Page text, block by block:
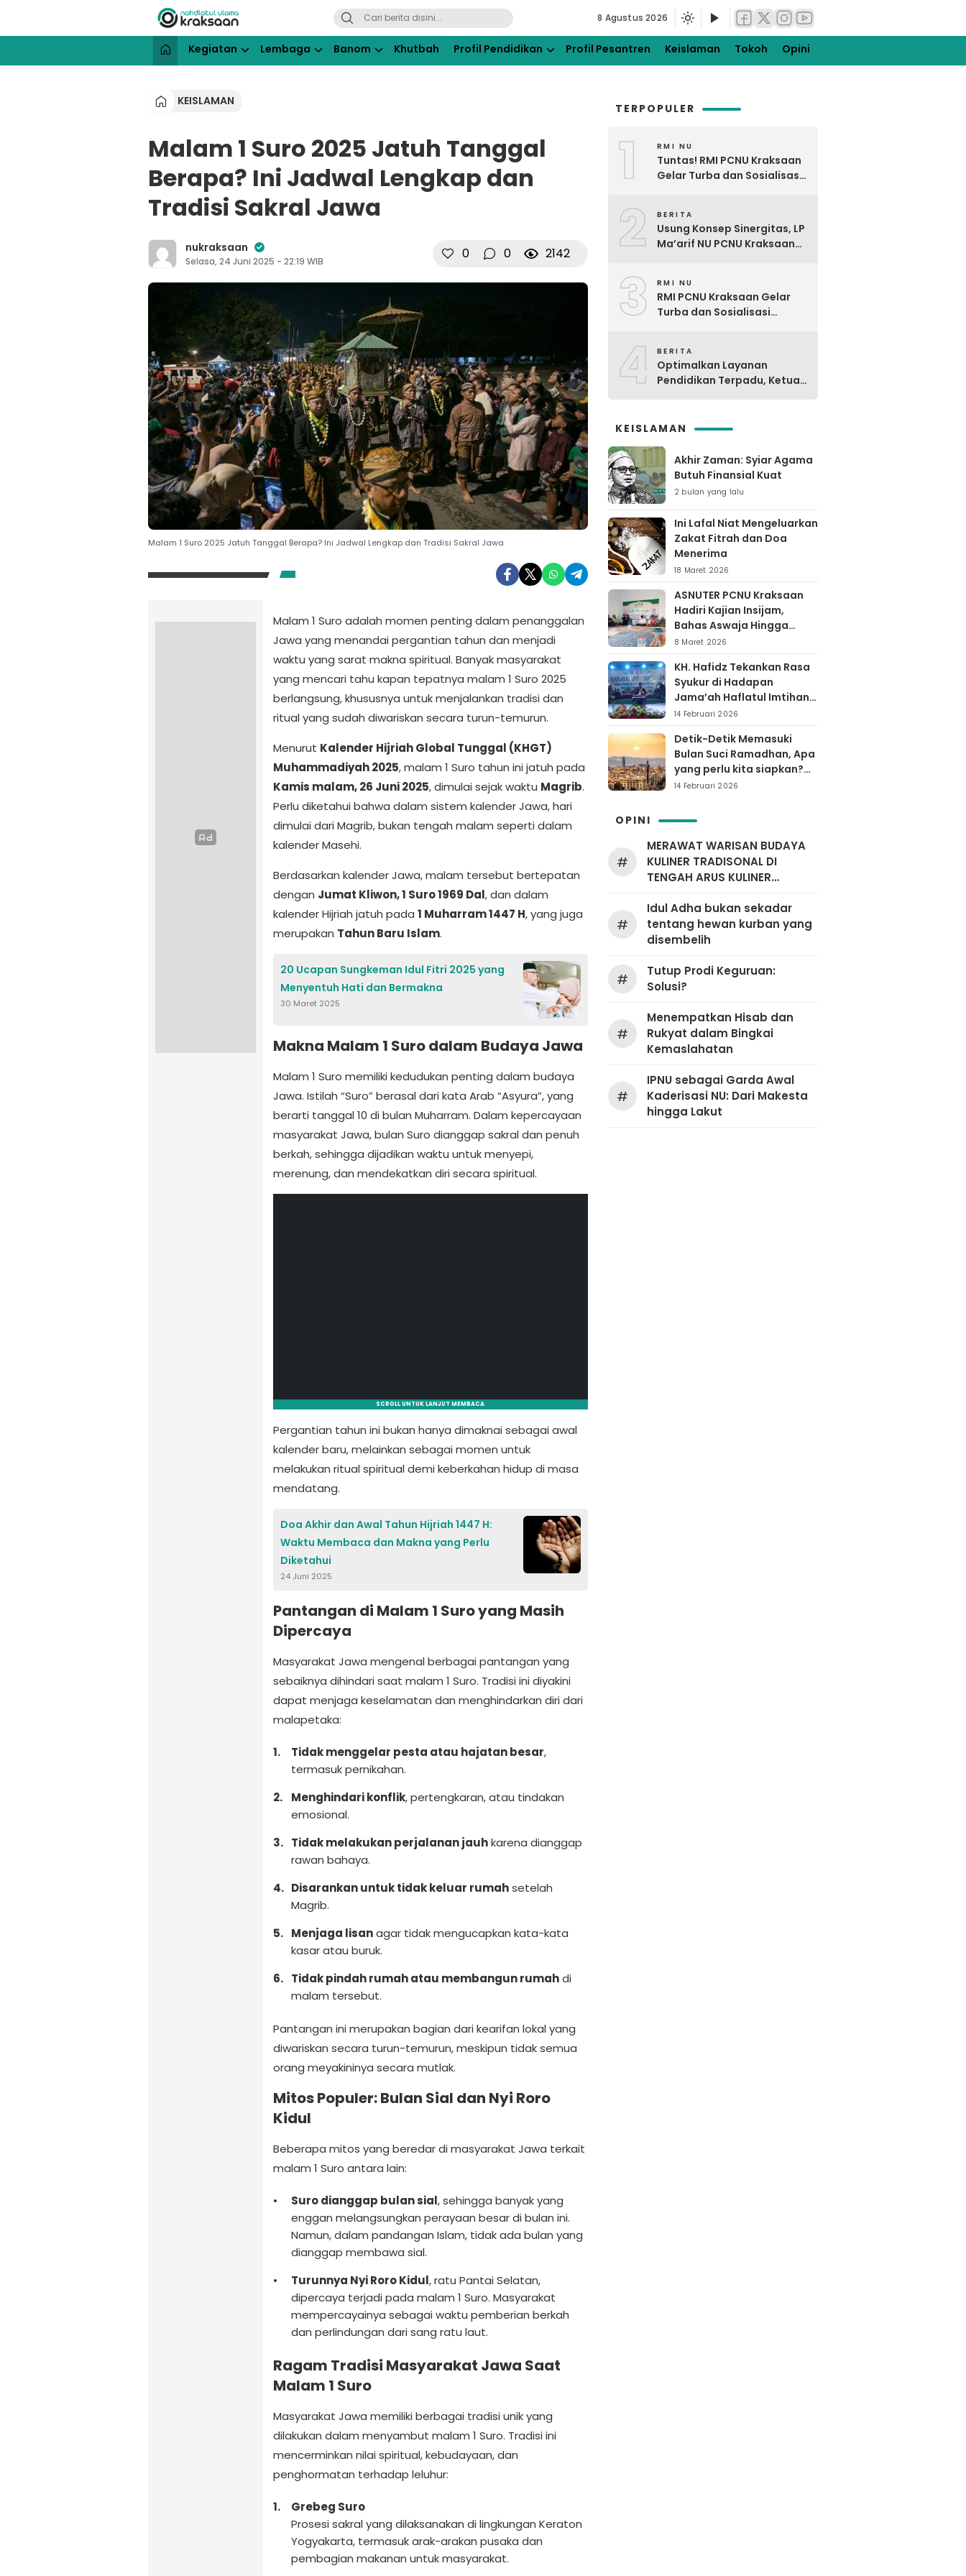
konten
NU Kraksaan
Website Resmi Pengurus Cabang Nahdlatul Ulama Kraksaan
8 Agustus 2026
Kegiatan Lembaga Banom Khutbah Profil Pendidikan Profil Pesantren Keislaman Tokoh Opini
KEISLAMAN
Malam 1 Suro 2025 Jatuh Tanggal
Berapa? Ini Jadwal Lengkap dan
Tradisi Sakral Jawa
nukraksaan
Selasa, 24 Juni 2025 - 22:19 WIB 0 0 2142
Malam 1 Suro 2025 Jatuh Tanggal Berapa? Ini Jadwal Lengkap dan Tradisi Sakral Jawa
Malam 1 Suro adalah momen penting dalam penanggalan
Jawa yang menandai pergantian tahun dan menjadi
waktu yang sarat makna spiritual. Banyak masyarakat
yang mencari tahu kapan tepatnya malam 1 Suro 2025
berlangsung, khususnya untuk menjalankan tradisi dan
ritual yang sudah diwariskan secara turun-temurun.
Menurut Kalender Hijriah Global Tunggal (KHGT)
Muhammadiyah 2025, malam 1 Suro tahun ini jatuh pada
Kamis malam, 26 Juni 2025, dimulai sejak waktu Magrib.
Perlu diketahui bahwa dalam sistem kalender Jawa, hari
dimulai dari Magrib, bukan tengah malam seperti dalam
kalender Masehi.
Berdasarkan kalender Jawa, malam tersebut bertepatan
dengan Jumat Kliwon, 1 Suro 1969 Dal, dan dalam
kalender Hijriah jatuh pada 1 Muharram 1447 H, yang juga
merupakan Tahun Baru Islam.
20 Ucapan Sungkeman Idul Fitri 2025 yang
Menyentuh Hati dan Bermakna
30 Maret 2025
Makna Malam 1 Suro dalam Budaya Jawa
Malam 1 Suro memiliki kedudukan penting dalam budaya
Jawa. Istilah “Suro” berasal dari kata Arab “Asyura”, yang
berarti tanggal 10 di bulan Muharram. Dalam kepercayaan
masyarakat Jawa, bulan Suro dianggap sakral dan penuh
berkah, sehingga dijadikan waktu untuk menyepi,
merenung, dan mendekatkan diri secara spiritual.
SCROLL UNTUK LANJUT MEMBACA
Pergantian tahun ini bukan hanya dimaknai sebagai awal
kalender baru, melainkan sebagai momen untuk
melakukan ritual spiritual demi keberkahan hidup di masa
mendatang.
Doa Akhir dan Awal Tahun Hijriah 1447 H:
Waktu Membaca dan Makna yang Perlu
Diketahui
24 Juni 2025
Pantangan di Malam 1 Suro yang Masih
Dipercaya
Masyarakat Jawa mengenal berbagai pantangan yang
sebaiknya dihindari saat malam 1 Suro. Tradisi ini diyakini
dapat menjaga keselamatan dan menghindarkan diri dari
malapetaka:
Tidak menggelar pesta atau hajatan besar,
termasuk pernikahan.
Menghindari konflik, pertengkaran, atau tindakan
emosional.
Tidak melakukan perjalanan jauhkarena dianggap
rawan bahaya.
Disarankan untuk tidak keluar rumahsetelah
Magrib.
Menjaga lisanagar tidak mengucapkan kata-kata
kasar atau buruk.
Tidak pindah rumah atau membangun rumahdi
malam tersebut.
Pantangan ini merupakan bagian dari kearifan lokal yang
diwariskan secara turun-temurun, meskipun tidak semua
orang meyakininya secara mutlak.
Mitos Populer: Bulan Sial dan Nyi Roro
Kidul
Beberapa mitos yang beredar di masyarakat Jawa terkait
malam 1 Suro antara lain:
Suro dianggap bulan sial, sehingga banyak yang
enggan melangsungkan perayaan besar di bulan ini.
Namun, dalam pandangan Islam, tidak ada bulan yang
dianggap membawa sial.
Turunnya Nyi Roro Kidul, ratu Pantai Selatan,
dipercaya terjadi pada malam 1 Suro. Masyarakat
mempercayainya sebagai waktu pemberian berkah
dan perlindungan dari sang ratu laut.
Ragam Tradisi Masyarakat Jawa Saat
Malam 1 Suro
Masyarakat Jawa memiliki berbagai tradisi unik yang
dilakukan dalam menyambut malam 1 Suro. Tradisi ini
mencerminkan nilai spiritual, kebudayaan, dan
penghormatan terhadap leluhur:
Grebeg Suro
Prosesi sakral yang dilaksanakan di lingkungan Keraton
Yogyakarta, termasuk arak-arakan pusaka dan
pembagian makanan untuk masyarakat.
TERPOPULER
1 RMI NU
Tuntas! RMI PCNU Kraksaan
Gelar Turba dan Sosialisasi
2 BERITA
Usung Konsep Sinergitas, LP
Ma’arif NU PCNU Kraksaan
3 RMI NU
RMI PCNU Kraksaan Gelar
Turba dan Sosialisasi
4 BERITA
Optimalkan Layanan
Pendidikan Terpadu, Ketua
KEISLAMAN
Akhir Zaman: Syiar Agama
Butuh Finansial Kuat
2 bulan yang lalu
Ini Lafal Niat Mengeluarkan
Zakat Fitrah dan Doa
Menerima
18 Maret 2026
ASNUTER PCNU Kraksaan
Hadiri Kajian Insijam,
Bahas Aswaja Hingga
Dinamika Timur Tengah
8 Maret 2026
KH. Hafidz Tekankan Rasa
Syukur di Hadapan
Jama’ah Haflatul Imtihan
Arrozaq Bucor
Probolinggo
14 Februari 2026
Detik-Detik Memasuki
Bulan Suci Ramadhan, Apa
yang perlu kita siapkan?
Yuk simak…
14 Februari 2026
OPINI
#
MERAWAT WARISAN BUDAYA
KULINER TRADISONAL DI
TENGAH ARUS KULINER
#
Idul Adha bukan sekadar
tentang hewan kurban yang
disembelih
#
Tutup Prodi Keguruan:
Solusi?
#
Menempatkan Hisab dan
Rukyat dalam Bingkai
Kemaslahatan
#
IPNU sebagai Garda Awal
Kaderisasi NU: Dari Makesta
hingga Lakut